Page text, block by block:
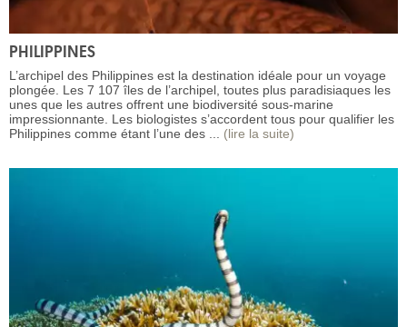
PHILIPPINES
L’archipel des Philippines est la destination idéale pour un voyage
plongée. Les 7 107 îles de l’archipel, toutes plus paradisiaques les
unes que les autres offrent une biodiversité sous-marine
impressionnante. Les biologistes s’accordent tous pour qualifier les
Philippines comme étant l’une des ... (lire la suite)